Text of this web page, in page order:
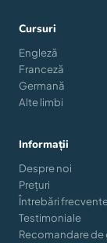
Cursuri
Engleză
Franceză
Germană
Alte limbi
Informații
Despre noi
Prețuri
Întrebări
Testimoniale
Recomandare de